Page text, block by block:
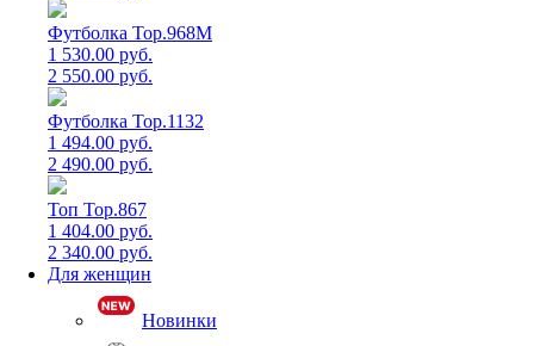
Футболка Top.968M
1 530.00 руб.
2 550.00 руб.
Футболка Top.1132
1 494.00 руб.
2 490.00 руб.
Топ Top.867
1 404.00 руб.
2 340.00 руб.
Для женщин
Новинки